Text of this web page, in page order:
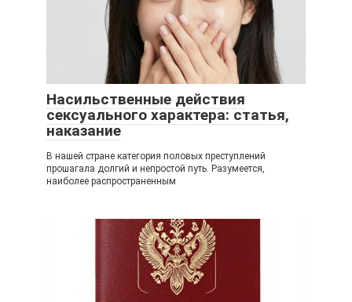
Насильственные действия
сексуального характера: статья,
наказание
В нашей стране категория половых преступлений
прошагала долгий и непростой путь. Разумеется,
наиболее распространенным